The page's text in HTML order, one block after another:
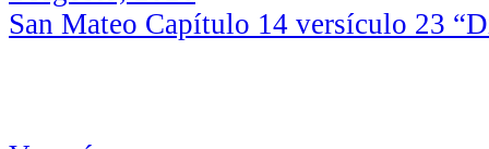
San Mateo Capítulo 14 versículo 23